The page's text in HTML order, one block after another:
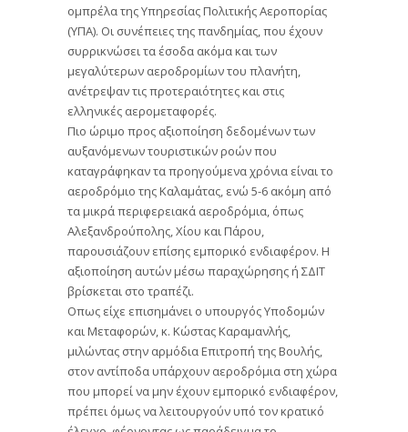
ομπρέλα της Υπηρεσίας Πολιτικής Αεροπορίας
(ΥΠΑ). Οι συνέπειες της πανδημίας, που έχουν
συρρικνώσει τα έσοδα ακόμα και των
μεγαλύτερων αεροδρομίων του πλανήτη,
ανέτρεψαν τις προτεραιότητες και στις
ελληνικές αερομεταφορές.
Πιο ώριμο προς αξιοποίηση δεδομένων των
αυξανόμενων τουριστικών ροών που
καταγράφηκαν τα προηγούμενα χρόνια είναι το
αεροδρόμιο της Καλαμάτας, ενώ 5-6 ακόμη από
τα μικρά περιφερειακά αεροδρόμια, όπως
Αλεξανδρούπολης, Χίου και Πάρου,
παρουσιάζουν επίσης εμπορικό ενδιαφέρον. Η
αξιοποίηση αυτών μέσω παραχώρησης ή ΣΔΙΤ
βρίσκεται στο τραπέζι.
Οπως είχε επισημάνει ο υπουργός Υποδομών
και Μεταφορών, κ. Κώστας Καραμανλής,
μιλώντας στην αρμόδια Επιτροπή της Βουλής,
στον αντίποδα υπάρχουν αεροδρόμια στη χώρα
που μπορεί να μην έχουν εμπορικό ενδιαφέρον,
πρέπει όμως να λειτουργούν υπό τον κρατικό